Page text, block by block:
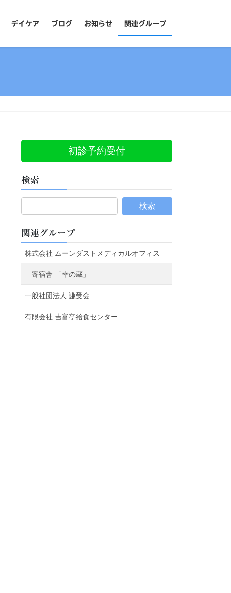
デイケア ブログ お知らせ 関連グループ
初診予約受付
検索
関連グループ
株式会社 ムーンダストメディカルオフィス
寄宿舎 「幸の蔵」
一般社団法人 謙受会
有限会社 吉富亭給食センター